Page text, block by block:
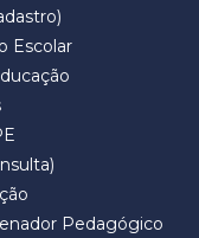
Escolar
Pedagógico